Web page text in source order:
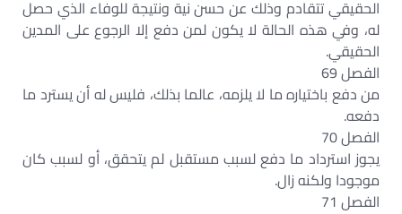
الحقيقي تتقادم وذلك عن حسن نية ونتيجة للوفاء الذي حصل
له، وفي هذه الحالة لا يكون لمن دفع إلا الرجوع على المدين
الحقيقي.
الفصل 69
من دفع باختياره ما لا يلزمه، عالما بذلك، فليس له أن يسترد ما
دفعه.
الفصل 70
يجوز استرداد ما دفع لسبب مستقبل لم يتحقق، أو لسبب كان
موجودا ولكنه زال.
الفصل 71